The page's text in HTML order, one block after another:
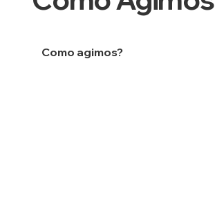
Como agimos?